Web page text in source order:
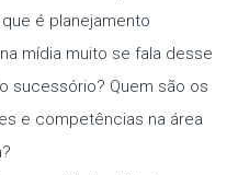
é planejamento
mídia muito se fala desse
sucessório? Quem são os
e competências na área